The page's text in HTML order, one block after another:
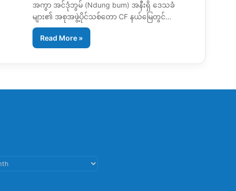
အကွာ အင်ဒုံဘွမ် (Ndung bum) အနီးရှိ ဒေသခံ
များ၏ အစုအဖွဲ့ပိုင်သစ်တော CF နယ်မြေတွင်…
Read More »